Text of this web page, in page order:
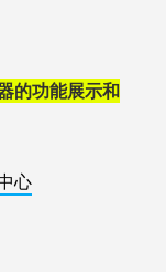
的功能展示和
心